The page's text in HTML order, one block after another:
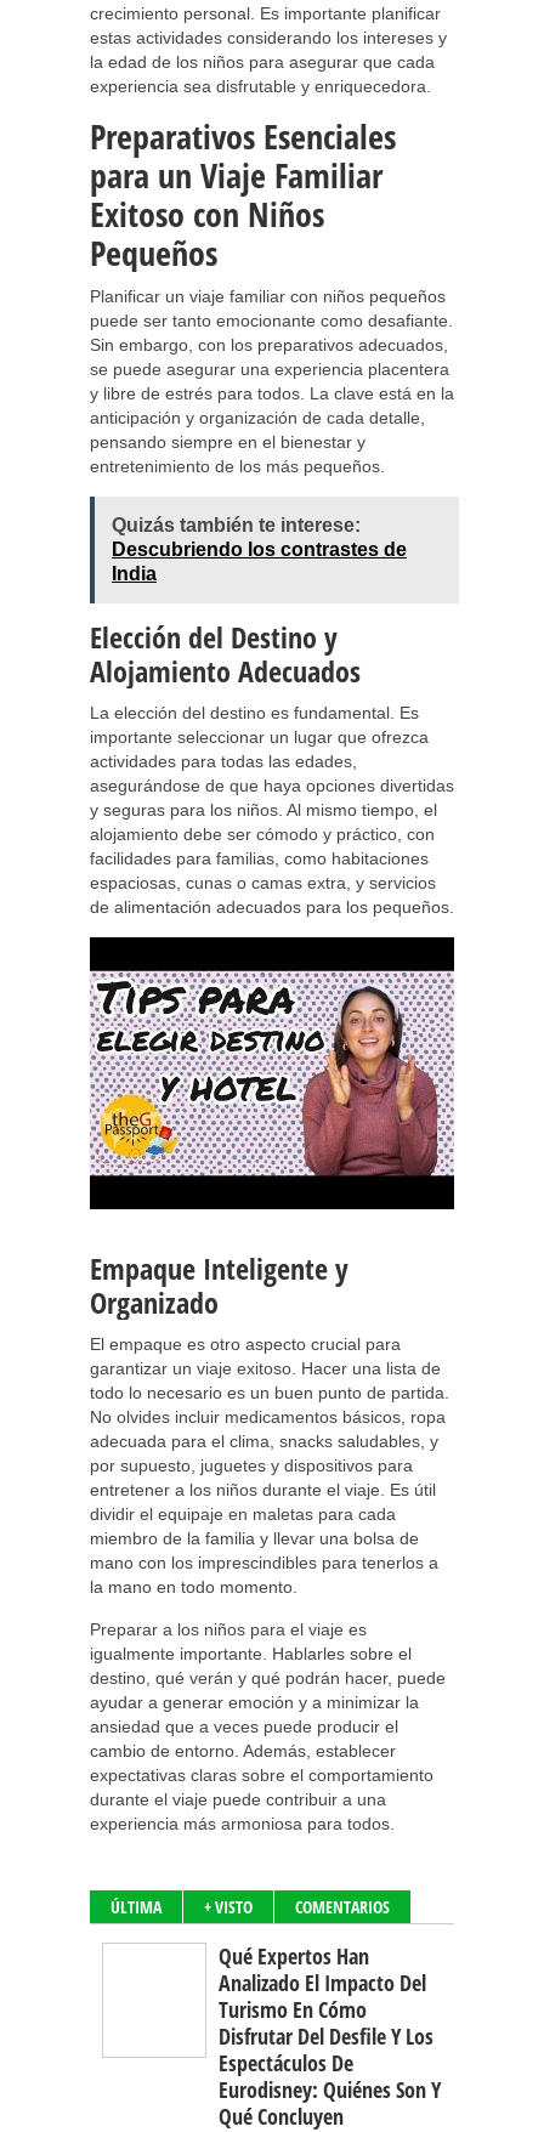
crecimiento personal. Es importante planificar
estas actividades considerando los intereses y
la edad de los niños para asegurar que cada
experiencia sea disfrutable y enriquecedora.
Preparativos Esenciales
para un Viaje Familiar
Exitoso con Niños
Pequeños
Planificar un viaje familiar con niños pequeños
puede ser tanto emocionante como desafiante.
Sin embargo, con los preparativos adecuados,
se puede asegurar una experiencia placentera
y libre de estrés para todos. La clave está en la
anticipación y organización de cada detalle,
pensando siempre en el bienestar y
entretenimiento de los más pequeños.
Quizás también te interese:
Descubriendo los contrastes de
India
Elección del Destino y
Alojamiento Adecuados
La elección del destino es fundamental. Es
importante seleccionar un lugar que ofrezca
actividades para todas las edades,
asegurándose de que haya opciones divertidas
y seguras para los niños. Al mismo tiempo, el
alojamiento debe ser cómodo y práctico, con
facilidades para familias, como habitaciones
espaciosas, cunas o camas extra, y servicios
de alimentación adecuados para los pequeños.
Empaque Inteligente y
Organizado
El empaque es otro aspecto crucial para
garantizar un viaje exitoso. Hacer una lista de
todo lo necesario es un buen punto de partida.
No olvides incluir medicamentos básicos, ropa
adecuada para el clima, snacks saludables, y
por supuesto, juguetes y dispositivos para
entretener a los niños durante el viaje. Es útil
dividir el equipaje en maletas para cada
miembro de la familia y llevar una bolsa de
mano con los imprescindibles para tenerlos a
la mano en todo momento.
Preparar a los niños para el viaje es
igualmente importante. Hablarles sobre el
destino, qué verán y qué podrán hacer, puede
ayudar a generar emoción y a minimizar la
ansiedad que a veces puede producir el
cambio de entorno. Además, establecer
expectativas claras sobre el comportamiento
durante el viaje puede contribuir a una
experiencia más armoniosa para todos.
ÚLTIMA + VISTO COMENTARIOS
Qué Expertos Han
Analizado El Impacto Del
Turismo En Cómo
Disfrutar Del Desfile Y Los
Espectáculos De
Eurodisney: Quiénes Son Y
Qué Concluyen